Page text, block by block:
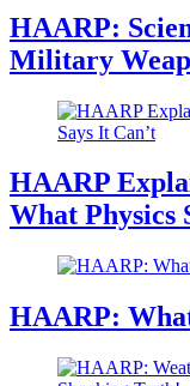
HAARP:
Military
HAARP
What Physics
HAARP: